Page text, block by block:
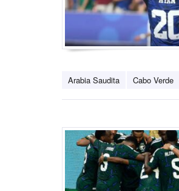
Arabia Saudita Cabo Verde